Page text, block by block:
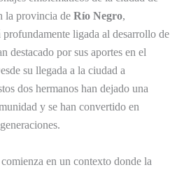
la provincia de Río Negro,
ligada al desarrollo de
destacado por sus aportes en el
su llegada a la ciudad a
dos hermanos han dejado una
y se han convertido en
en un contexto donde la